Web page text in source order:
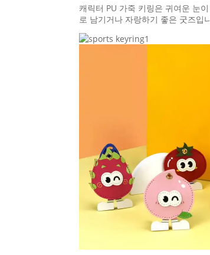
캐릭터 PU 가죽 키링은 귀여운 눈
로 남기거나 자랑하기 좋은 굿즈입